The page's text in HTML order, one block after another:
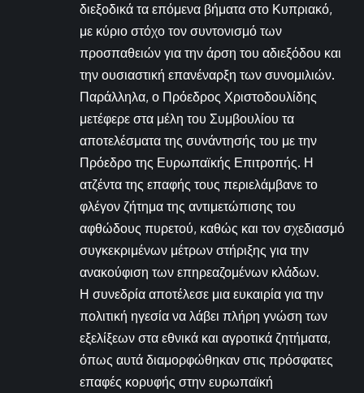
διεξοδικά τα επόμενα βήματα στο Κυπριακό,
με κύριο στόχο τον συντονισμό των
προσπαθειών για την άρση του αδιεξόδου και
την ουσιαστική επανέναρξη των συνομιλιών.
Παράλληλα, ο Πρόεδρος Χριστοδουλίδης
μετέφερε στα μέλη του Συμβουλίου τα
αποτελέσματα της συνάντησής του με την
Πρόεδρο της Ευρωπαϊκής Επιτροπής. Η
ατζέντα της επαφής τους περιελάμβανε το
φλέγον ζήτημα της αντιμετώπισης του
αφθώδους πυρετού, καθώς και τον σχεδιασμό
συγκεκριμένων μέτρων στήριξης για την
ανακούφιση των επηρεαζομένων κλάδων.
Η συνεδρία αποτέλεσε μια ευκαιρία για την
πολιτική ηγεσία να λάβει πλήρη γνώση των
εξελίξεων στα εθνικά και αγροτικά ζητήματα,
όπως αυτά διαμορφώθηκαν στις πρόσφατες
επαφές κορυφής στην ευρωπαϊκή